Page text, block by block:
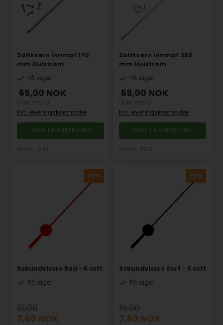
Saltkvern innmat 170
mm Hulstrøm
På lager
69,00 NOK
Evt. leveringskostnader
Saltkvern innmat 360
mm Hulstrøm
På lager
69,00 NOK
Evt. leveringskostnader
Sekundvisere Rød - 5 sett
På lager
19,00
7,60 NOK
Sekundvisere Sort - 5 sett
På lager
19,00
7,60 NOK